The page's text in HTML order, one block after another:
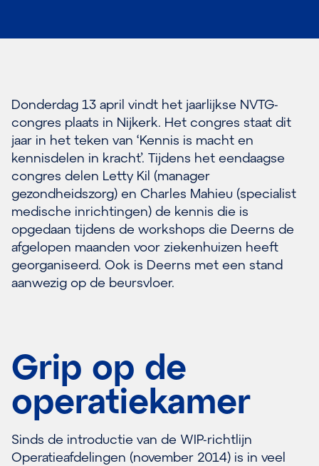
Donderdag 13 april vindt het jaarlijkse NVTG-
congres plaats in Nijkerk. Het congres staat dit
jaar in het teken van ‘Kennis is macht en
kennisdelen in kracht’. Tijdens het eendaagse
congres delen Letty Kil (manager
gezondheidszorg) en Charles Mahieu (specialist
medische inrichtingen) de kennis die is
opgedaan tijdens de workshops die Deerns de
afgelopen maanden voor ziekenhuizen heeft
georganiseerd. Ook is Deerns met een stand
aanwezig op de beursvloer.
Grip op de
operatiekamer
Sinds de introductie van de WIP-richtlijn
Operatieafdelingen (november 2014) is in veel